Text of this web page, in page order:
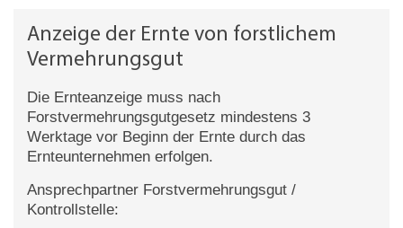
Anzeige der Ernte von forstlichem
Vermehrungsgut
Die Ernteanzeige muss nach
Forstvermehrungsgutgesetz mindestens 3
Werktage vor Beginn der Ernte durch das
Ernteunternehmen erfolgen.
Ansprechpartner Forstvermehrungsgut /
Kontrollstelle: